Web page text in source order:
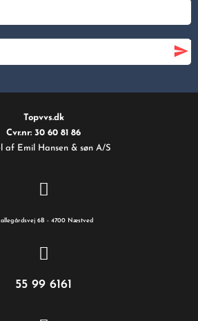
Topvvs.dk
Cvr.nr: 30 60 81 86
af Emil Hansen & søn A/S
6B - 4700 Næstved
55 99 6161